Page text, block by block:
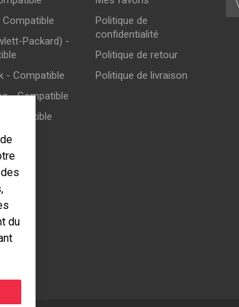
Packard) -
- Compatible
- Compatible
Compatible
Politique de
confidentialité
Politique de retour
Politique de livraison
du